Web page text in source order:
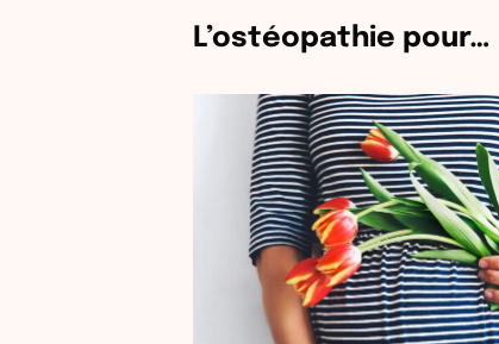
L’ostéopathie pour…